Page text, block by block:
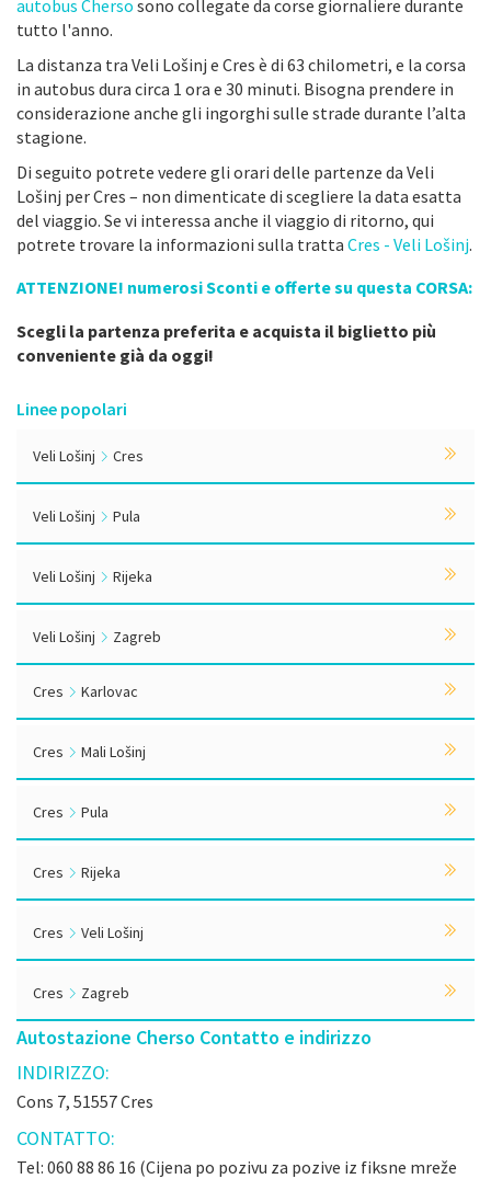
autobus Cherso sono collegate da corse giornaliere durante
tutto l'anno.
La distanza tra Veli Lošinj e Cres è di 63 chilometri, e la corsa
in autobus dura circa 1 ora e 30 minuti. Bisogna prendere in
considerazione anche gli ingorghi sulle strade durante l’alta
stagione.
Di seguito potrete vedere gli orari delle partenze da Veli
Lošinj per Cres – non dimenticate di scegliere la data esatta
del viaggio. Se vi interessa anche il viaggio di ritorno, qui
potrete trovare la informazioni sulla tratta Cres - Veli Lošinj.
ATTENZIONE! numerosi Sconti e offerte su questa CORSA:
Scegli la partenza preferita e acquista il biglietto più
conveniente già da oggi!
Linee popolari
Veli Lošinj Cres
Veli Lošinj Pula
Veli Lošinj Rijeka
Veli Lošinj Zagreb
Cres Karlovac
Cres Mali Lošinj
Cres Pula
Cres Rijeka
Cres Veli Lošinj
Cres Zagreb
Autostazione Cherso Contatto e indirizzo
INDIRIZZO:
Cons 7, 51557 Cres
CONTATTO:
Tel: 060 88 86 16 (Cijena po pozivu za pozive iz fiksne mreže